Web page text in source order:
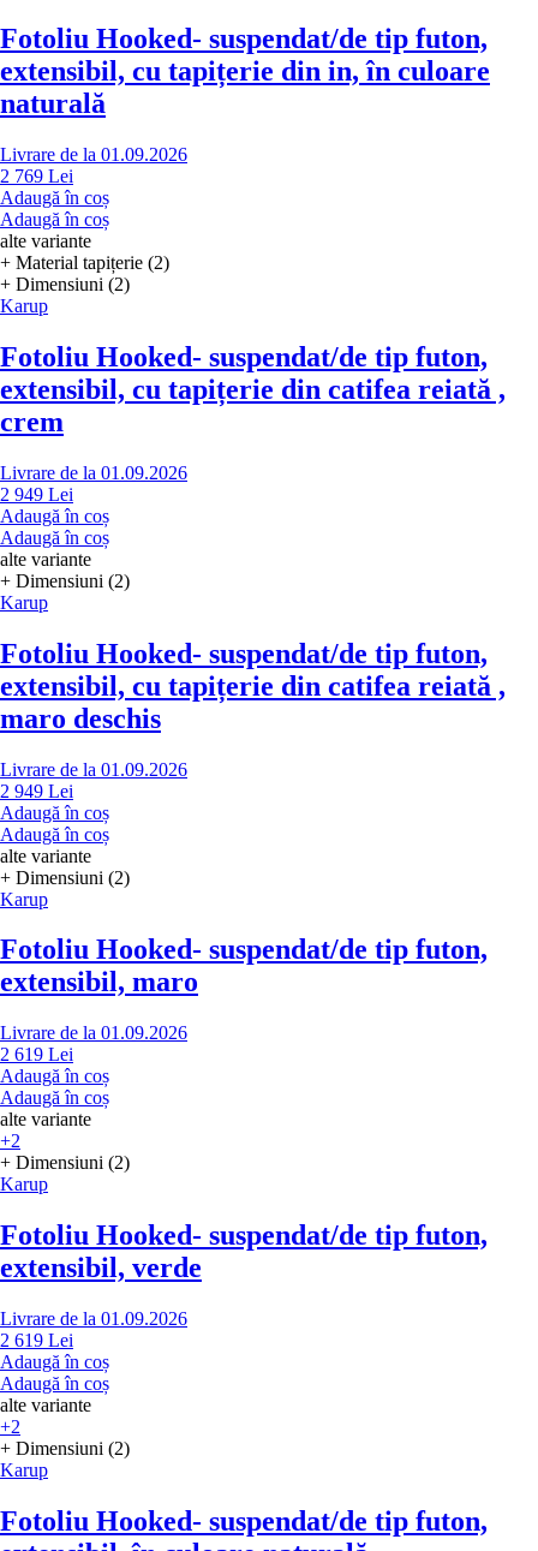
Fotoliu Hooked- suspendat/de tip futon,
extensibil, cu tapițerie din in, în culoare
naturală
Livrare de la 01.09.2026
2 769 Lei
Adaugă în coș
Adaugă în coș
alte variante
+ Material tapițerie (2)
+ Dimensiuni (2)
Karup
Fotoliu Hooked- suspendat/de tip futon,
extensibil, cu tapițerie din catifea reiată ,
crem
Livrare de la 01.09.2026
2 949 Lei
Adaugă în coș
Adaugă în coș
alte variante
+ Dimensiuni (2)
Karup
Fotoliu Hooked- suspendat/de tip futon,
extensibil, cu tapițerie din catifea reiată ,
maro deschis
Livrare de la 01.09.2026
2 949 Lei
Adaugă în coș
Adaugă în coș
alte variante
+ Dimensiuni (2)
Karup
Fotoliu Hooked- suspendat/de tip futon,
extensibil, maro
Livrare de la 01.09.2026
2 619 Lei
Adaugă în coș
Adaugă în coș
alte variante
+2
+ Dimensiuni (2)
Karup
Fotoliu Hooked- suspendat/de tip futon,
extensibil, verde
Livrare de la 01.09.2026
2 619 Lei
Adaugă în coș
Adaugă în coș
alte variante
+2
+ Dimensiuni (2)
Karup
Fotoliu Hooked- suspendat/de tip futon,